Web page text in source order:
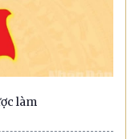
làm